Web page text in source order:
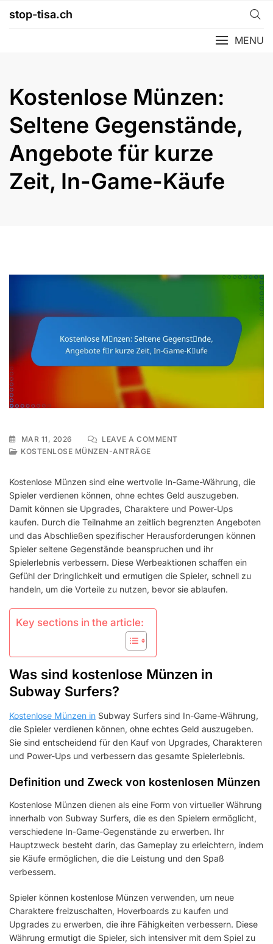
stop-tisa.ch
MENU
Kostenlose Münzen:
Seltene Gegenstände,
Angebote für kurze
Zeit, In-Game-Käufe
MAR 11, 2026 LEAVE A COMMENTON
GEGENSTÄNDE,
ANGEBOTE
FÜR
KURZE
ZEIT,
GAME-
KÄUFE
KOSTENLOSE MÜNZEN-ANTRÄGE
Kostenlose Münzen sind eine wertvolle In-Game-Währung, die
Spieler verdienen können, ohne echtes Geld auszugeben.
Damit können sie Upgrades, Charaktere und Power-Ups
kaufen. Durch die Teilnahme an zeitlich begrenzten Angeboten
und das Abschließen spezifischer Herausforderungen können
Spieler seltene Gegenstände beanspruchen und ihr
Spielerlebnis verbessern. Diese Werbeaktionen schaffen ein
Gefühl der Dringlichkeit und ermutigen die Spieler, schnell zu
handeln, um die Vorteile zu nutzen, bevor sie ablaufen.
Key sections in the article:
Was sind kostenlose Münzen in
Subway Surfers?
Kostenlose Münzen in Subway Surfers sind In-Game-Währung,
die Spieler verdienen können, ohne echtes Geld auszugeben.
Sie sind entscheidend für den Kauf von Upgrades, Charakteren
und Power-Ups und verbessern das gesamte Spielerlebnis.
Definition und Zweck von kostenlosen Münzen
Kostenlose Münzen dienen als eine Form von virtueller Währung
innerhalb von Subway Surfers, die es den Spielern ermöglicht,
verschiedene In-Game-Gegenstände zu erwerben. Ihr
Hauptzweck besteht darin, das Gameplay zu erleichtern, indem
sie Käufe ermöglichen, die die Leistung und den Spaß
verbessern.
Spieler können kostenlose Münzen verwenden, um neue
Charaktere freizuschalten, Hoverboards zu kaufen und
Upgrades zu erwerben, die ihre Fähigkeiten verbessern. Diese
Währung ermutigt die Spieler, sich intensiver mit dem Spiel zu